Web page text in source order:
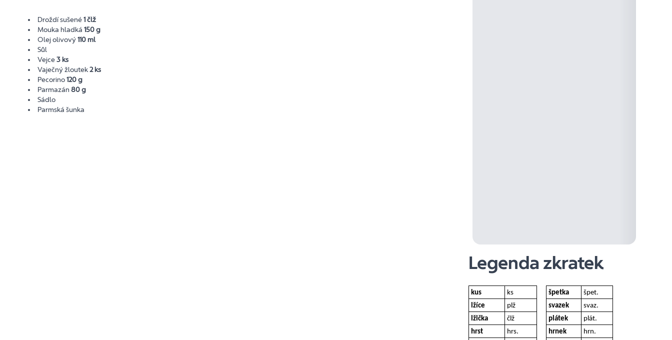
Droždí sušené1 člž
Mouka hladká150 g
Olej olivový110 ml
Sůl
Vejce3 ks
Vaječný žloutek2 ks
Pecorino120 g
Parmazán80 g
Sádlo
Parmská šunka
Legenda zkratek
kus ks špetka
špet.
lžíce
plž svazek
svaz.
lžička
člž plátek
plát.
hrst
hrs. hrnek
hrn.